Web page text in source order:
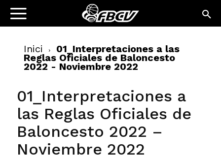
Inici 01_Interpretaciones a las
Reglas Oficiales de Baloncesto
2022 - Noviembre 2022
01_Interpretaciones a
las Reglas Oficiales de
Baloncesto 2022 –
Noviembre 2022